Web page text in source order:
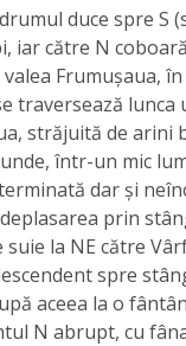
duce spre S
iar către N
Frumușaua,
traversează lunca
străjuită de arini
într-un mic
dar și
prin
suie la NE către
spre
aceea la o
N abrupt, cu